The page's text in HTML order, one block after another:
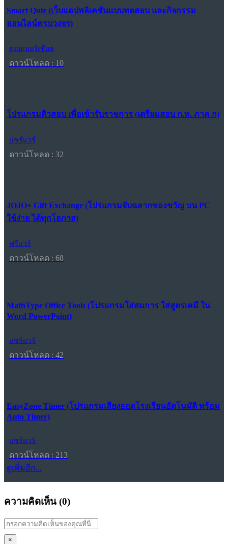
Smart Quiz (เว็บแอปพลิเคชันแบบทดสอบ และกิจกรรม
ออนไลน์ครบวงจร)
คอมเมอร์เชียล
ดาวน์โหลด : 10
โปรแกรมติวสอบ เพื่อเข้ารับราชการ (เตรียมสอบ ก.พ. ภาค ก)
แชร์แวร์
ดาวน์โหลด : 32
JOJO+ Gift Exchange (โปรแกรมจับฉลากของขวัญ บน PC
ใช้ง่าย ได้ทุกโอกาส)
ฟรีแวร์
ดาวน์โหลด : 68
MathType Office Tools (โปรแกรมใส่สมการ ใส่สูตรเคมี ใน
Word PowerPoint)
แชร์แวร์
ดาวน์โหลด : 42
EasyZone Timer (โปรแกรมเสียงออดโรงเรียนอัตโนมัติ พร้อม
Auto Timer)
แชร์แวร์
ดาวน์โหลด : 213
ดูเพิ่มอีก...
ความคิดเห็น (0)
×